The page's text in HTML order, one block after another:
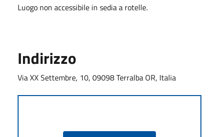
Luogo non accessibile in sedia a rotelle.
Indirizzo
Via XX Settembre, 10, 09098 Terralba OR, Italia